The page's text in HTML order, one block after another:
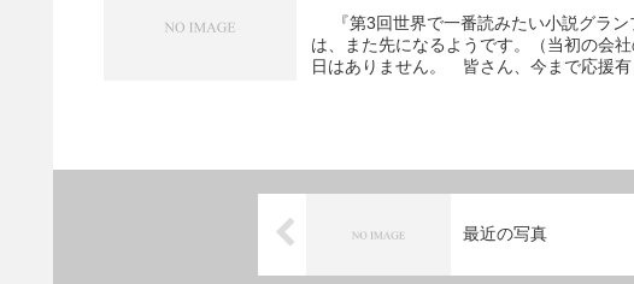
『第3回世界で一番読みたい小説グラ
は、また先になるようです。（当初の会
日はありません。 皆さん、今まで応
最近の写真